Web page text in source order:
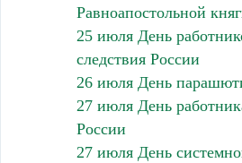
Равноапостольной
25 июля День
следствия России
26 июля День
27 июля День
России
27 июля День